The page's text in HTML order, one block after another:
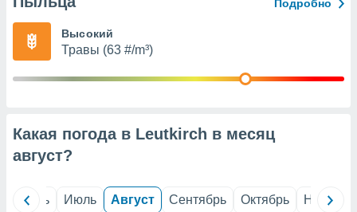
из
Подробно
Высокий
Травы (63 #/m³)
Какая погода в Leutkirch в месяц
август?
Июнь Июль Август Сентябрь Октябрь Ноябрь